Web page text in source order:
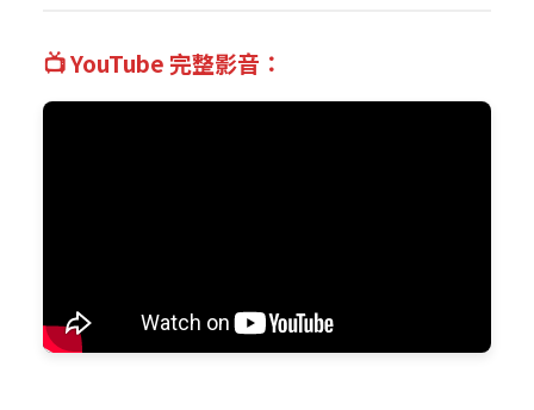
📺 YouTube 完整影音：